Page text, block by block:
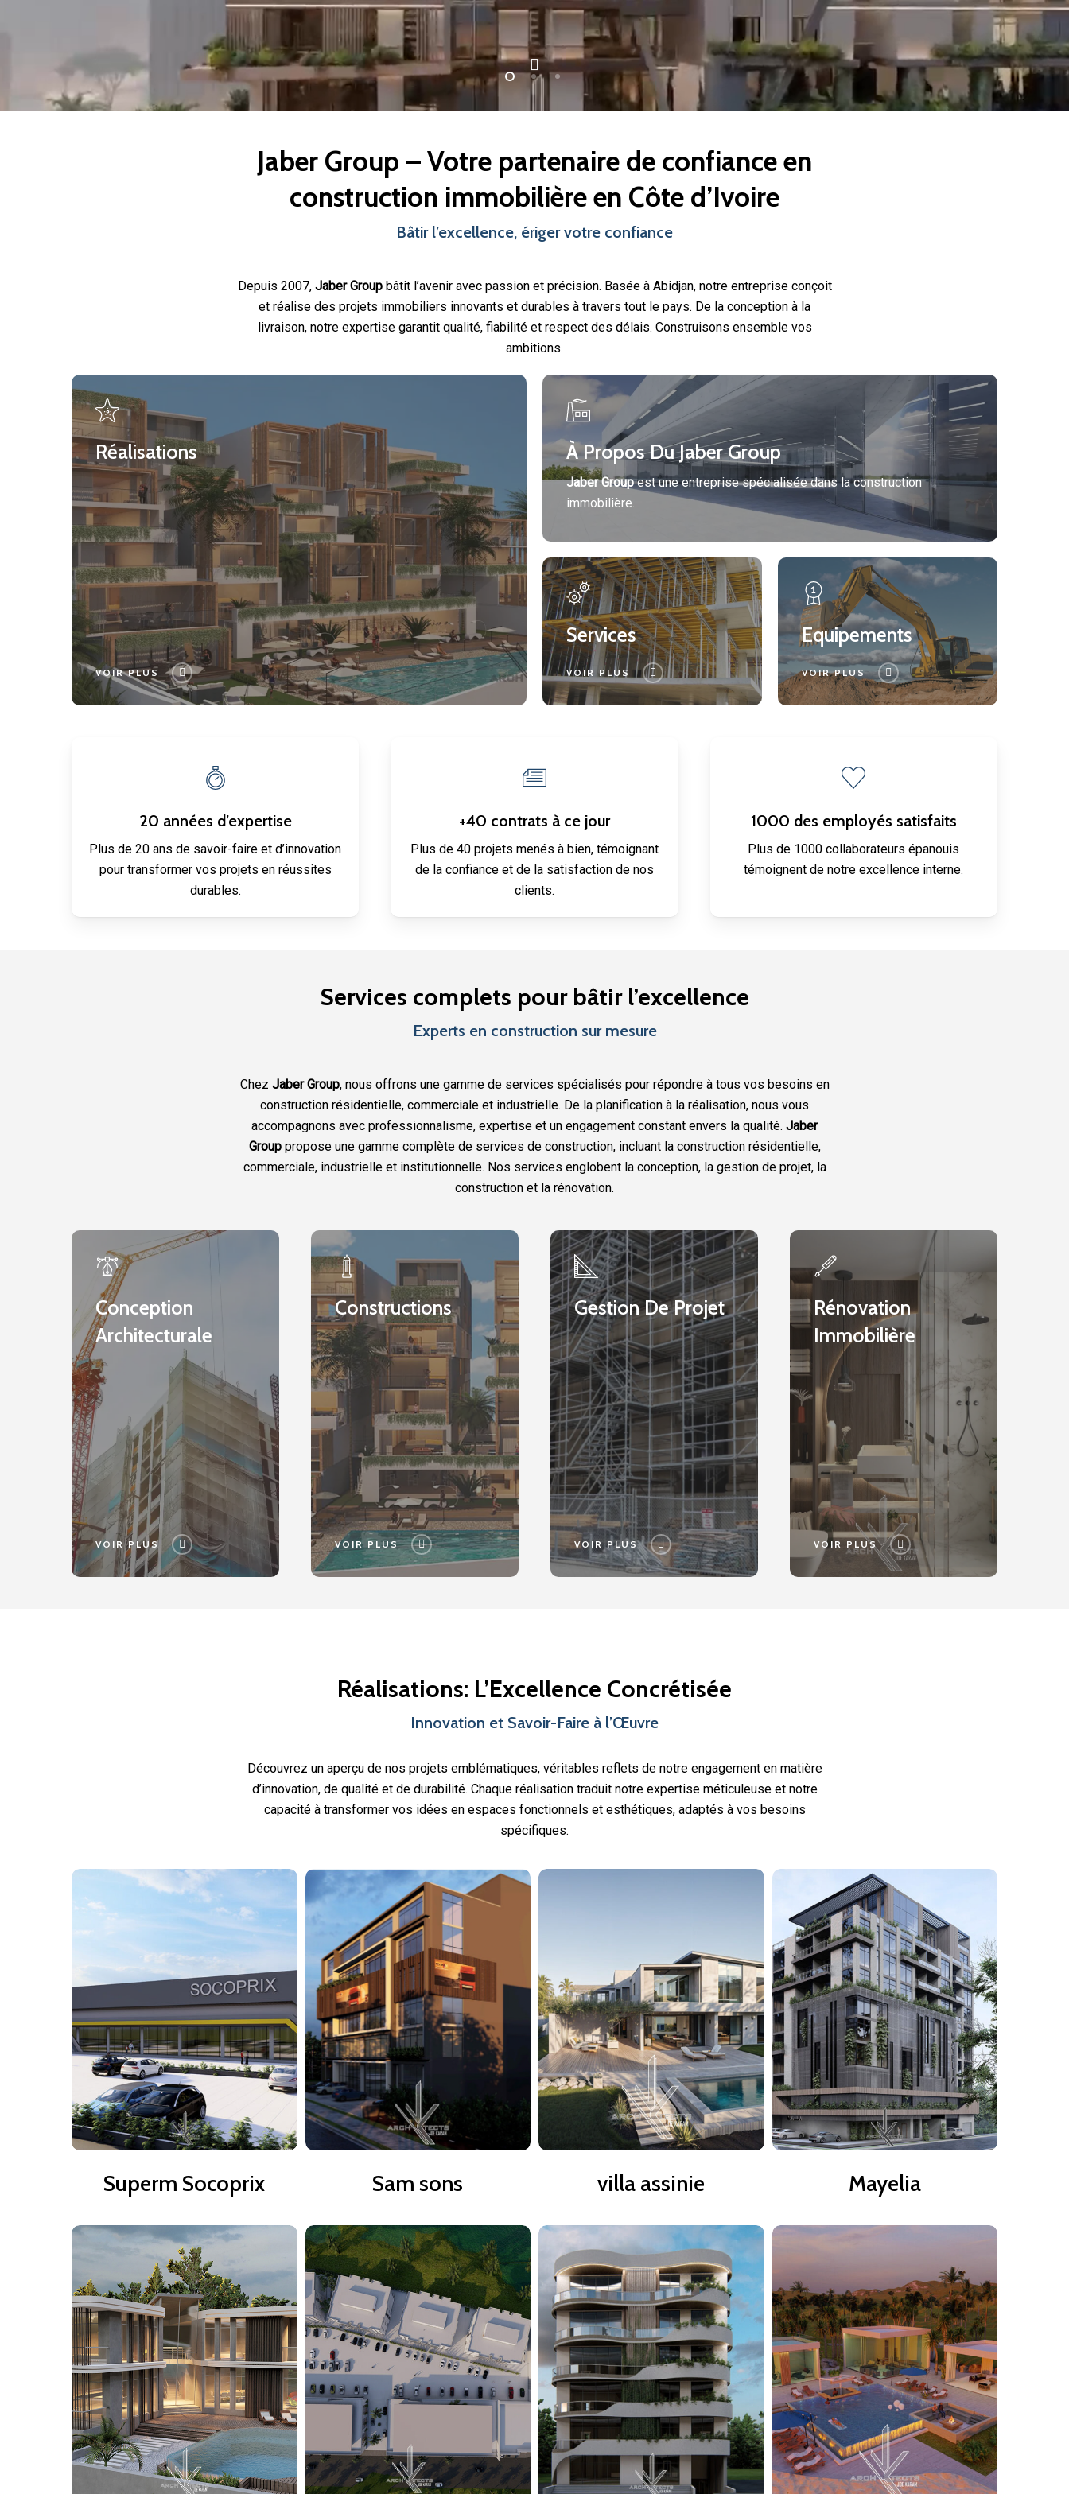
Jaber Group – Votre partenaire de confiance en
construction immobilière en Côte d’Ivoire
Bâtir l’excellence, ériger votre confiance
Depuis 2007, Jaber Groupbâtit l’avenir avec passion et précision. Basée à Abidjan, notre entreprise conçoit
et réalise des projets immobiliers innovants et durables à travers tout le pays. De la conception à la
livraison, notre expertise garantit qualité, fiabilité et respect des délais. Construisons ensemble vos
ambitions.
Réalisations
VOIR PLUS
Réalisations
À Propos Du Jaber Group
Jaber Groupest une entreprise spécialisée dans la construction
immobilière.
About
Jaber
Group
Services
VOIR PLUS
Services
Equipements
VOIR PLUS
Equipements
20 années d’expertise
Plus de 20 ans de savoir-faire et d’innovation
pour transformer vos projets en réussites
durables.
+40 contrats à ce jour
Plus de 40 projets menés à bien, témoignant
de la confiance et de la satisfaction de nos
clients.
1000 des employés satisfaits
Plus de 1000 collaborateurs épanouis
témoignent de notre excellence interne.
Services complets pour bâtir l’excellence
Experts en construction sur mesure
Chez Jaber Group, nous offrons une gamme de services spécialisés pour répondre à tous vos besoins en
construction résidentielle, commerciale et industrielle. De la planification à la réalisation, nous vous
accompagnons avec professionnalisme, expertise et un engagement constant envers la qualité. Jaber
Grouppropose une gamme complète de services de construction, incluant la construction résidentielle,
commerciale, industrielle et institutionnelle. Nos services englobent la conception, la gestion de projet, la
construction et la rénovation.
Conception
Architecturale
VOIR PLUS
Conception
Architecturale
Constructions
VOIR PLUS
Constructions
Gestion De Projet
VOIR PLUS
Gestion
De
Projet
Rénovation
Immobilière
VOIR PLUS
Rénovation
Immobilière
Réalisations: L’Excellence Concrétisée
Innovation et Savoir-Faire à l’Œuvre
Découvrez un aperçu de nos projets emblématiques, véritables reflets de notre engagement en matière
d’innovation, de qualité et de durabilité. Chaque réalisation traduit notre expertise méticuleuse et notre
capacité à transformer vos idées en espaces fonctionnels et esthétiques, adaptés à vos besoins
spécifiques.
Superm
Socoprix
Socoprix
Superm Socoprix
Sam
sons
sons
Sam sons
assinie
villa assinie
Mayelia
Mayelia
Villa cocody
San
pedro
mall
Mbadon